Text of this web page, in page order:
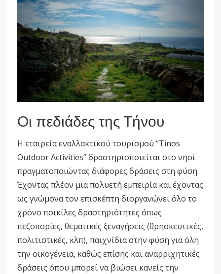
Οι πεδιάδες της Τήνου
Η εταιρεία εναλλακτικού τουρισμού “Tinos
Outdoor Activities” δραστηριοποιείται στο νησί
πραγματοποιώντας διάφορες δράσεις στη φύση.
Έχοντας πλέον μια πολυετή εμπειρία και έχοντας
ως γνώμονα τον επισκέπτη διοργανώνει όλο το
χρόνο ποικίλες δραστηριότητες όπως
πεζοπορίες, θεματικές ξεναγήσεις (θρησκευτικές,
πολιτιστικές, κλπ), παιχνίδια στην φύση για όλη
την οικογένεια, καθώς επίσης και αναρριχητικές
δράσεις όπου μπορεί να βιώσει κανείς την